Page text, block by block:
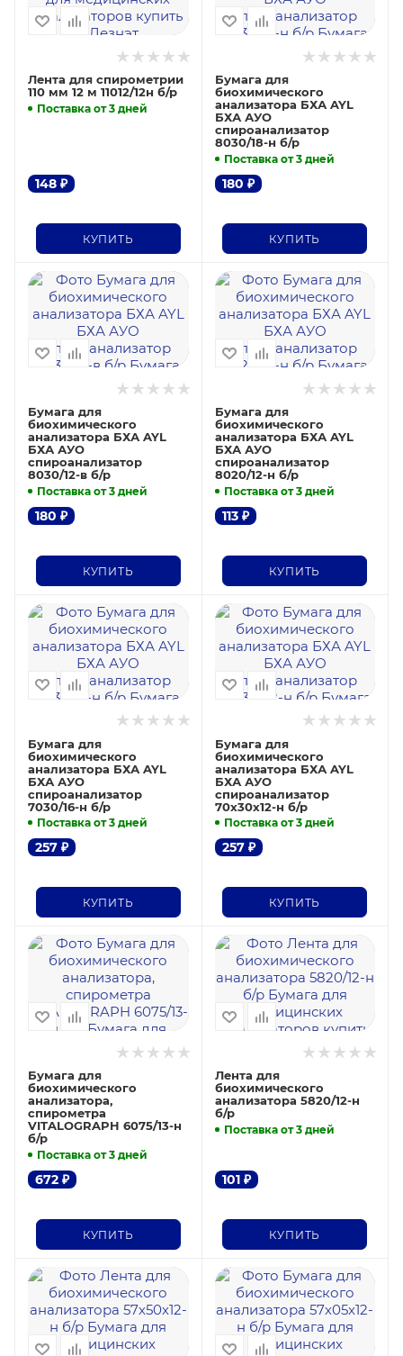
Лента для спирометрии
110 мм 12 м 11012/12н б/р
Поставка от 3 дней
148 ₽
КУПИТЬ
Бумага для
биохимического
анализатора БХА AYL
БХА АУО
спироанализатор
8030/18-н б/р
Поставка от 3 дней
180 ₽
КУПИТЬ
Бумага для
биохимического
анализатора БХА AYL
БХА АУО
спироанализатор
8030/12-в б/р
Поставка от 3 дней
180 ₽
КУПИТЬ
Бумага для
биохимического
анализатора БХА AYL
БХА АУО
спироанализатор
8020/12-н б/р
Поставка от 3 дней
113₽
КУПИТЬ
Бумага для
биохимического
анализатора БХА AYL
БХА АУО
спироанализатор
7030/16-н б/р
Поставка от 3 дней
257 ₽
КУПИТЬ
Бумага для
биохимического
анализатора БХА AYL
БХА АУО
спироанализатор
70х30х12-н б/р
Поставка от 3 дней
257₽
КУПИТЬ
Бумага для
биохимического
анализатора,
спирометра
VITALOGRAPH 6075/13-н
б/р
Поставка от 3 дней
672 ₽
КУПИТЬ
Лента для
биохимического
анализатора 5820/12-н
б/р
Поставка от 3 дней
101₽
КУПИТЬ